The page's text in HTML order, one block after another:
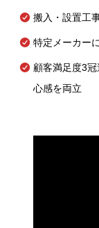
搬入・設置工
特定メーカー
顧客満足度3
心感を両立